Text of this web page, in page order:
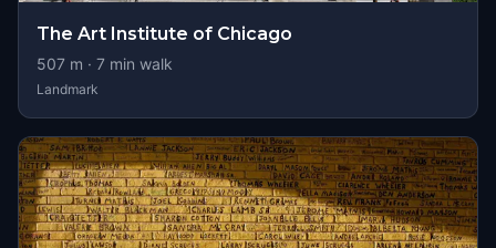
The Art Institute of Chicago
507 m · 7 min walk
Landmark